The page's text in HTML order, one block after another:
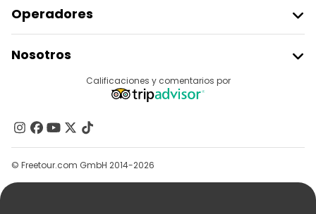
Operadores
Acceder Como Proveedor
Programa De Afiliados
Nosotros
Contacto
Grupos
Ayuda
Calificaciones y comentarios por
© Freetour.com GmbH 2014-2026